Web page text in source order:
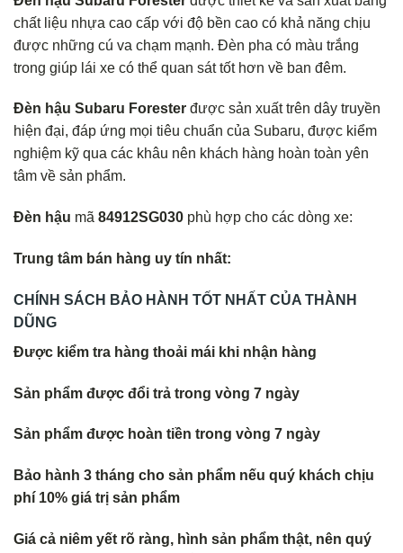
chất liệu nhựa cao cấp với độ bền cao có khả năng chịu
được những cú va chạm mạnh. Đèn pha có màu trắng
trong giúp lái xe có thể quan sát tốt hơn về ban đêm.
Đèn hậu Subaru Forester được sản xuất trên dây truyền
hiện đại, đáp ứng mọi tiêu chuẩn của Subaru, được kiểm
nghiệm kỹ qua các khâu nên khách hàng hoàn toàn yên
tâm về sản phẩm.
Đèn hậu mã 84912SG030 phù hợp cho các dòng xe:
Trung tâm bán hàng uy tín nhất:
CHÍNH SÁCH BẢO HÀNH TỐT NHẤT CỦA THÀNH
DŨNG
Được kiểm tra hàng thoải mái khi nhận hàng
Sản phẩm được đổi trả trong vòng 7 ngày
Sản phẩm được hoàn tiền trong vòng 7 ngày
Bảo hành 3 tháng cho sản phẩm nếu quý khách chịu
phí 10% giá trị sản phẩm
Giá cả niêm yết rõ ràng, hình sản phẩm thật, nên quý